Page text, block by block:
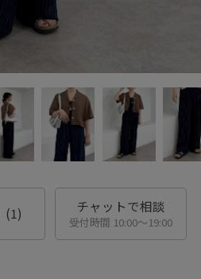
(1) チャットで相談
受付時間 10:00〜19:00